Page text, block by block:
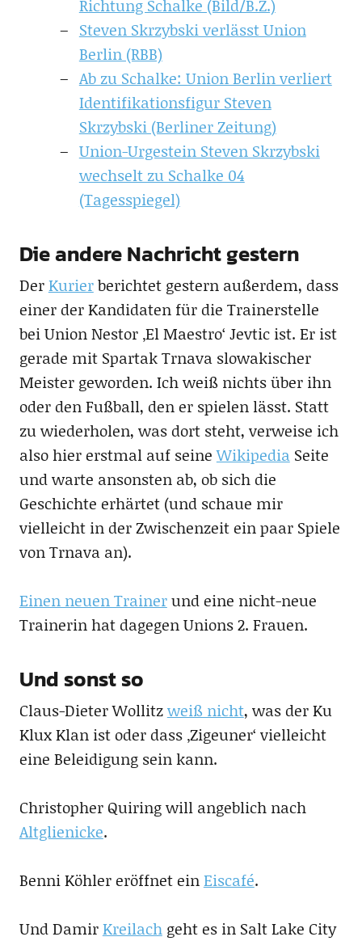
Richtung Schalke (Bild/B.Z.)
Steven Skrzybski verlässt Union
Berlin (RBB)
Ab zu Schalke: Union Berlin verliert
Identifikationsfigur Steven
Skrzybski (Berliner Zeitung)
Union-Urgestein Steven Skrzybski
wechselt zu Schalke 04
(Tagesspiegel)
Die andere Nachricht gestern
DerKurierberichtet gestern außerdem, dass
einer der Kandidaten für die Trainerstelle
bei Union Nestor ‚El Maestro‘ Jevtic ist. Er ist
gerade mit Spartak Trnava slowakischer
Meister geworden. Ich weiß nichts über ihn
oder den Fußball, den er spielen lässt. Statt
zu wiederholen, was dort steht, verweise ich
also hier erstmal auf seineWikipediaSeite
und warte ansonsten ab, ob sich die
Geschichte erhärtet (und schaue mir
vielleicht in der Zwischenzeit ein paar Spiele
von Trnava an).
Einen neuen Trainerund eine nicht-neue
Trainerin hat dagegen Unions 2. Frauen.
Und sonst so
Claus-Dieter Wollitzweiß nicht, was der Ku
Klux Klan ist oder dass ‚Zigeuner‘ vielleicht
eine Beleidigung sein kann.
Christopher Quiring will angeblich nach
Altglienicke.
Benni Köhler eröffnet einEiscafé.
Und DamirKreilachgeht es in Salt Lake City